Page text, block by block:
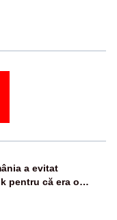
a evitat
pentru că era o
și fondurile de